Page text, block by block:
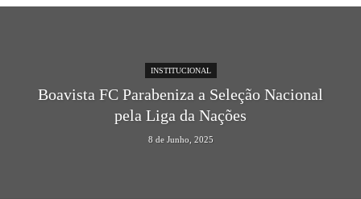
INSTITUCIONAL
Boavista FC Parabeniza a Seleção Nacional
pela Liga da Nações
8 de Junho, 2025